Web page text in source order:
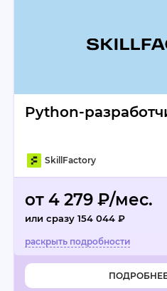
Python-
SkillFactory
от 4 279 ₽/мес.
или сразу 154 044 ₽